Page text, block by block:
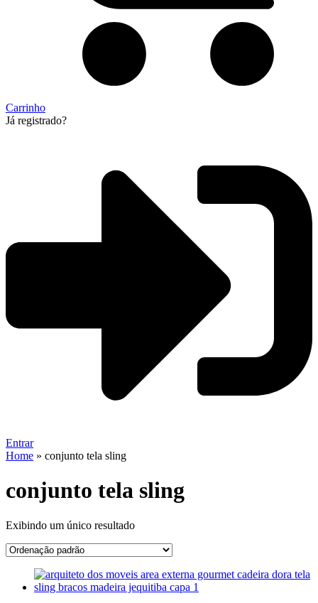
Carrinho
Já registrado?
Entrar
Home » conjunto tela sling
conjunto tela sling
Exibindo um único resultado